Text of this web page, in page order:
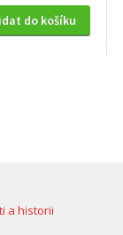
do košíku
a historii